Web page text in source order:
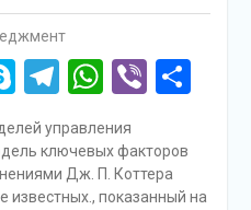
SkypeTelegram
Viber
управления
ключевых факторов
Дж. П. Коттера
известных., показанный на